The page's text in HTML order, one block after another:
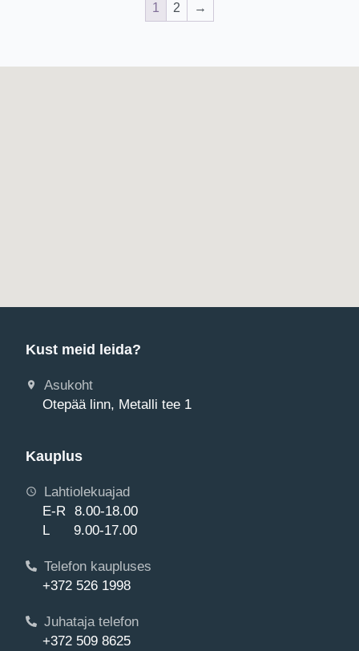
1 2 →
Kust meid leida?
Asukoht
Otepää linn, Metalli tee 1
Kauplus
Lahtiolekuajad
E-R 8.00-18.00
L 9.00-17.00
Telefon kaupluses
+372 526 1998
Juhataja telefon
+372 509 8625